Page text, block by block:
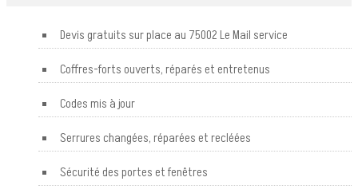
Devis gratuits sur place au 75002 Le Mail service
Coffres-forts ouverts, réparés et entretenus
Codes mis à jour
Serrures changées, réparées et recléées
Sécurité des portes et fenêtres